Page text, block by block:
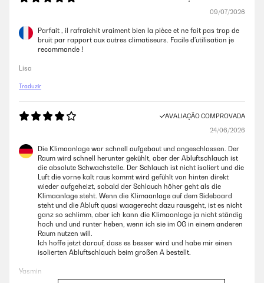
09/07/2026
Parfait , il rafraîchit vraiment bien la pièce et ne fait pas trop de
bruit par rapport aux autres climatiseurs. Facile d’utilisation je
recommande !
Lisa
Traduzir
AVALIAÇÃO COMPROVADA
24/06/2026
Die Klimaanlage war schnell aufgebaut und angeschlossen. Der
Raum wird schnell herunter gekühlt, aber der Abluftschlauch ist
die absolute Schwachstelle. Der Schlauch ist nicht isoliert und die
Luft die vorne kalt raus kommt wird gefühlt von hinten direkt
wieder aufgeheizt, sobald der Schlauch höher geht als die
Klimaanlage steht. Wenn die Klimaanlage auf dem Sideboard
steht und die Abluft quasi waagerecht dazu rausgeht, ist es nicht
ganz so schlimm, aber ich kann die Klimaanlage ja nicht ständig
hoch und und runter heben, wenn ich sie im OG in einem anderen
Raum nutzen will.
Ich hoffe jetzt darauf, dass es besser wird und habe mir einen
isolierten Abluftschlauch beim großen A bestellt.
Yasmin